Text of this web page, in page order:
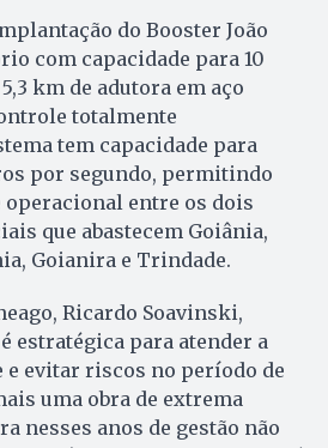
do Booster João
com capacidade para 10
km de adutora em aço
totalmente
tem capacidade para
por segundo, permitindo
entre os dois
que abastecem Goiânia,
Goianira e Trindade.
Ricardo Soavinski,
estratégica para atender a
e evitar riscos no período de
uma obra de extrema
nesses anos de gestão não